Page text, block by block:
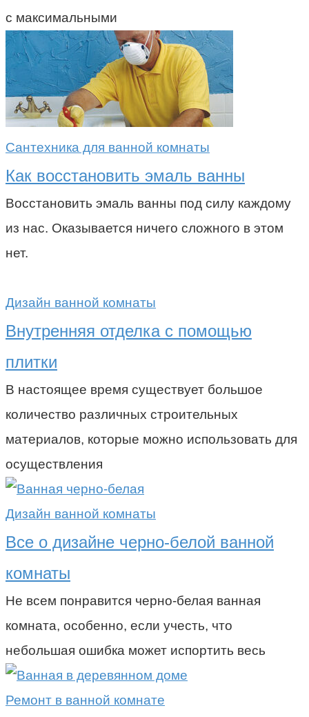
с максимальными
Сантехника для ванной комнаты
Как восстановить эмаль ванны
Восстановить эмаль ванны под силу каждому
из нас. Оказывается ничего сложного в этом
нет.
Дизайн ванной комнаты
Внутренняя отделка с помощью
плитки
В настоящее время существует большое
количество различных строительных
материалов, которые можно использовать для
осуществления
Дизайн ванной комнаты
Все о дизайне черно-белой ванной
комнаты
Не всем понравится черно-белая ванная
комната, особенно, если учесть, что
небольшая ошибка может испортить весь
Ремонт в ванной комнате